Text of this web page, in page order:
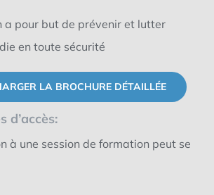
a pour but de prévenir et lutter
en toute sécurité
LA BROCHURE DÉTAILLÉE
d’accès:
à une session de formation peut se